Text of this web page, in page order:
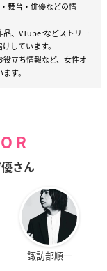
舞台・俳優などの情
、VTuberなどストリー
しています。
立ち情報など、女性オ
す。
さん
諏訪部順一